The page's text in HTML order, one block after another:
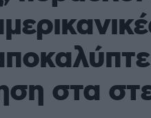
στα